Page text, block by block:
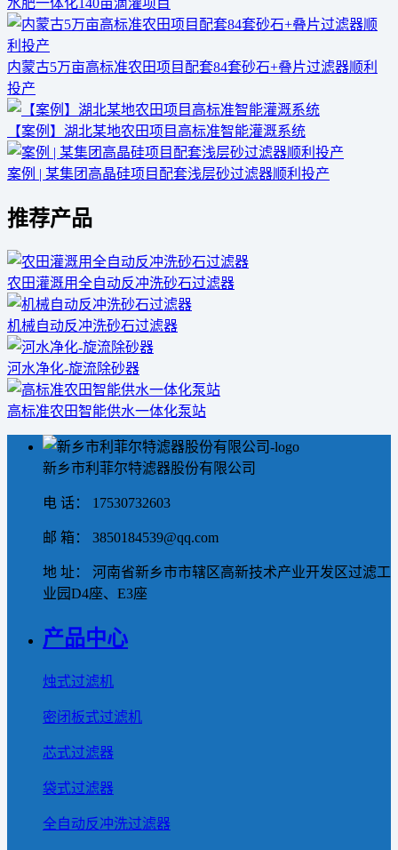
水肥一体化140亩滴灌项目
内蒙古5万亩高标准农田项目配套84套砂石+叠片过滤器顺利
投产
【案例】湖北某地农田项目高标准智能灌溉系统
案例 | 某集团高晶硅项目配套浅层砂过滤器顺利投产
推荐产品
农田灌溉用全自动反冲洗砂石过滤器
机械自动反冲洗砂石过滤器
河水净化-旋流除砂器
高标准农田智能供水一体化泵站
新乡市利菲尔特滤器股份有限公司
电 话： 17530732603
邮 箱： 3850184539@qq.com
地 址： 河南省新乡市市辖区高新技术产业开发区过滤工
业园D4座、E3座
产品中心
烛式过滤机
密闭板式过滤机
芯式过滤器
袋式过滤器
全自动反冲洗过滤器